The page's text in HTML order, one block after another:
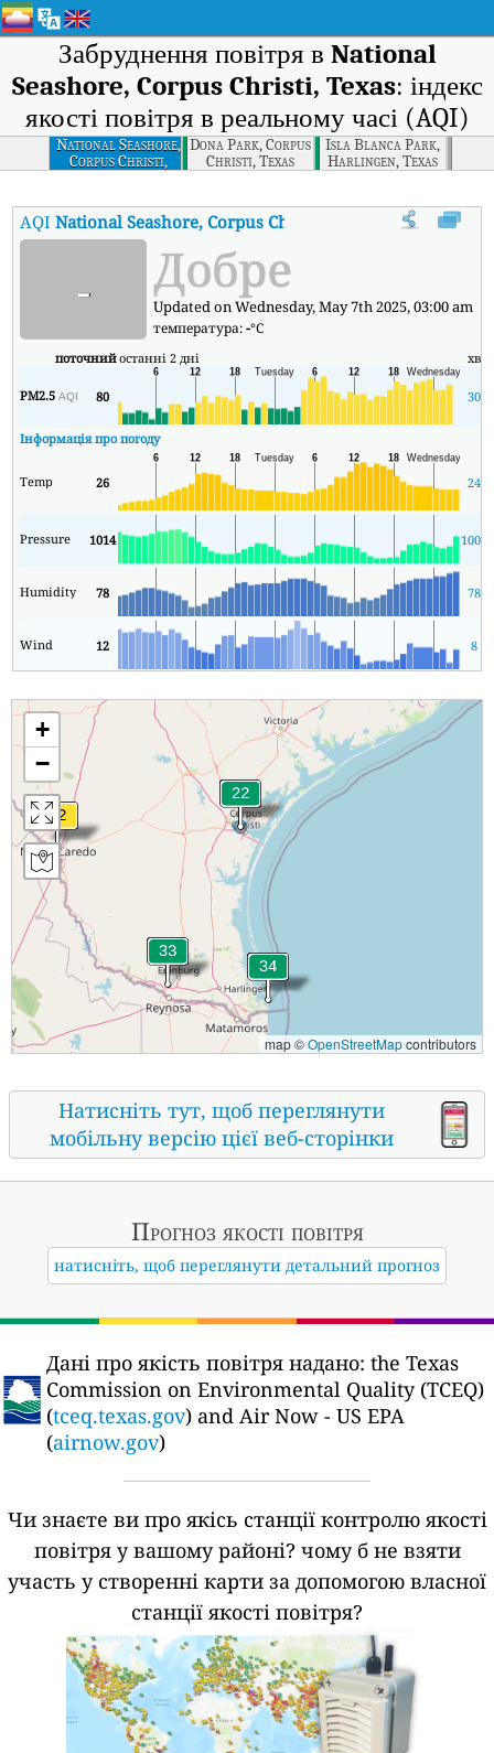
Забруднення повітря в National
Seashore, Corpus Christi, Texas: індекс
якості повітря в реальному часі (AQI)
National Seashore,
Corpus Christi,
Texas
Dona Park, Corpus
Christi, Texas
Isla Blanca Park,
Harlingen, Texas
AQINational Seashore, Corpus Christi, Texas Індекс якості
- Добре
Updated on Wednesday, May 7th 2025, 03:00 am
температура:-°C
поточнийостанні 2 дні хв
PM2.5AQI 80 30
Інформація про погоду
Temp 26 24
Pressure 1014 1006
Humidity 78 78
Wind 12 8
+
−
map ©OpenStreetMapcontributors
Натисніть тут, щоб переглянути
мобільну версію цієї веб-сторінки
Прогноз якості повітря
натисніть, щоб переглянути детальний прогноз
Дані про якість повітря надано: the Texas
Commission on Environmental Quality (TCEQ)
(tceq.texas.gov) and Air Now - US EPA
(airnow.gov)
Чи знаєте ви про якісь станції контролю якості
повітря у вашому районі? чому б не взяти
участь у створенні карти за допомогою власної
станції якості повітря?